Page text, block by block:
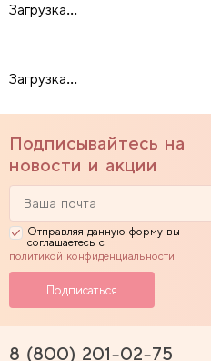
Загрузка...
Загрузка...
Подписывайтесь на
новости и акции
Отправляя данную форму вы
соглашаетесь с
политикой конфиденциальности
8 (800) 201-02-75